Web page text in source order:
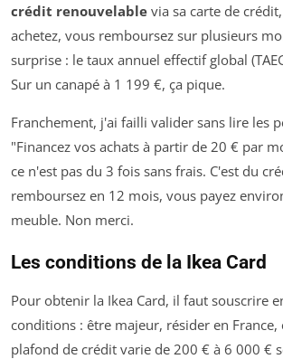
crédit renouvelable via sa carte de
achetez, vous remboursez sur plusieurs
surprise : le taux annuel effectif global
Sur un canapé à 1 199 €, ça pique.
Franchement, j'ai failli valider sans lire les
"Financez vos achats à partir de 20 € par
ce n'est pas du 3 fois sans frais. C'est du
remboursez en 12 mois, vous payez
meuble. Non merci.
Les conditions de la Ikea Card
Pour obtenir la Ikea Card, il faut souscrire
conditions : être majeur, résider en
plafond de crédit varie de 200 € à 6 000 €